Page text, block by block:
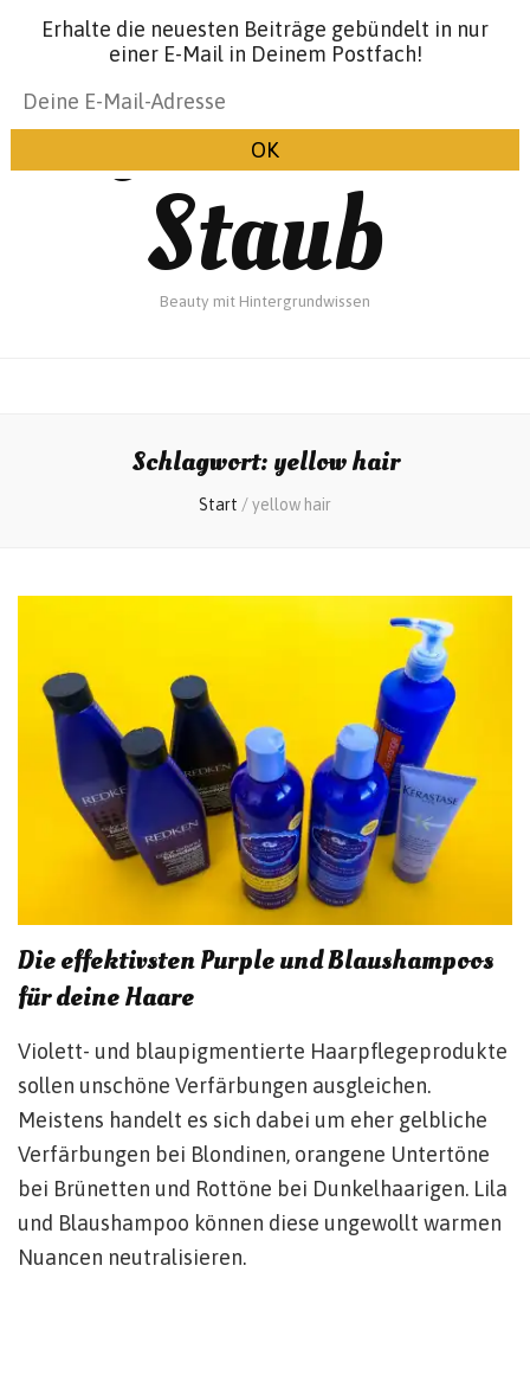
Glanz &
Staub
Beauty mit Hintergrundwissen
Schlagwort: yellow hair
Start /yellow hair
Die effektivsten Purple und Blaushampoos
für deine Haare
Violett- und blaupigmentierte Haarpflegeprodukte
sollen unschöne Verfärbungen ausgleichen.
Meistens handelt es sich dabei um eher gelbliche
Verfärbungen bei Blondinen, orangene Untertöne
bei Brünetten und Rottöne bei Dunkelhaarigen. Lila
und Blaushampoo können diese ungewollt warmen
Nuancen neutralisieren.
Erhalte die neuesten Beiträge gebündelt in nur
einer E-Mail in Deinem Postfach!